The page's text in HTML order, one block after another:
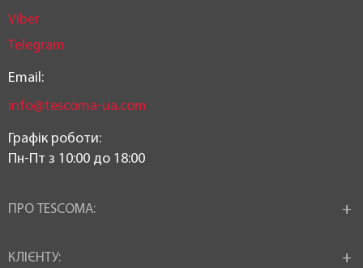
Viber
Telegram
Email:
info@tescoma-ua.com
Графік роботи:
Пн-Пт з 10:00 до 18:00
ПРО TESCOMA:
КЛІЄНТУ: